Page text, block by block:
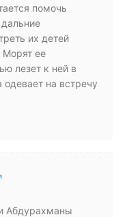
помочь
их детей
Морят ее
лезет к ней в
на встречу
Абдурахманы